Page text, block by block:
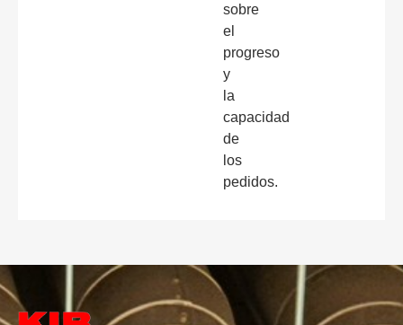
sobre
el
progreso
y
la
capacidad
de
los
pedidos.